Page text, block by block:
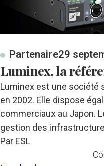
Partenaire29
Luminex, la
Luminex est une société
en 2002. Elle dispose
commerciaux au Japon.
gestion des
Par ESL